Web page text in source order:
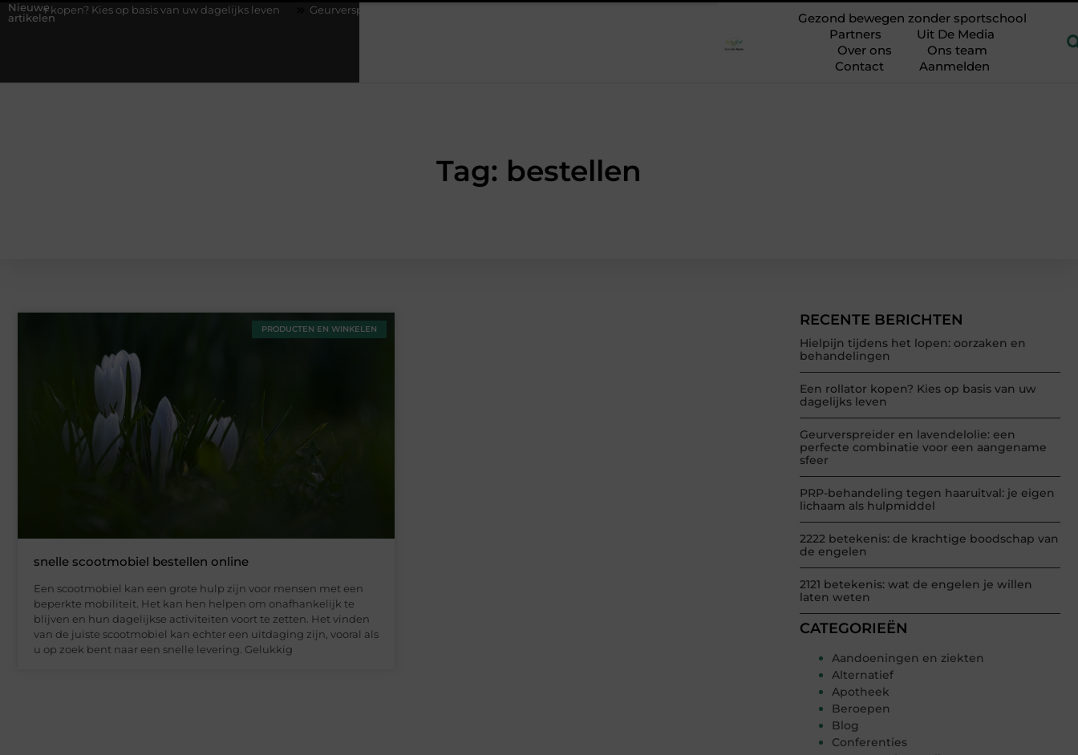
Nieuwe
artikelen
Kies op basis van uw dagelijks leven Geurverspreider en lavendelolie: een perfecte combinatie voor een aangename sfeer
Gezond bewegen zonder sportschool
Partners
Uit De Media
Over ons
Ons team
Contact
Aanmelden
Tag: bestellen
RECENTE BERICHTEN
Hielpijn tijdens het lopen: oorzaken en
behandelingen
Een rollator kopen? Kies op basis van uw
dagelijks leven
Geurverspreider en lavendelolie: een
perfecte combinatie voor een aangename
sfeer
PRP-behandeling tegen haaruitval: je eigen
lichaam als hulpmiddel
2222 betekenis: de krachtige boodschap van
de engelen
2121 betekenis: wat de engelen je willen
laten weten
CATEGORIEËN
Aandoeningen en ziekten
Alternatief
Apotheek
Beroepen
Blog
Conferenties
PRODUCTEN EN WINKELEN
snelle scootmobiel bestellen online
Een scootmobiel kan een grote hulp zijn voor mensen met een
beperkte mobiliteit. Het kan hen helpen om onafhankelijk te
blijven en hun dagelijkse activiteiten voort te zetten. Het vinden
van de juiste scootmobiel kan echter een uitdaging zijn, vooral als
u op zoek bent naar een snelle levering. Gelukkig